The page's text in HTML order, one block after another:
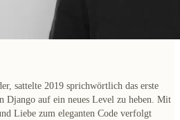
sattelte 2019 sprichwörtlich das erste
Django auf ein neues Level zu heben. Mit
Liebe zum eleganten Code verfolgt